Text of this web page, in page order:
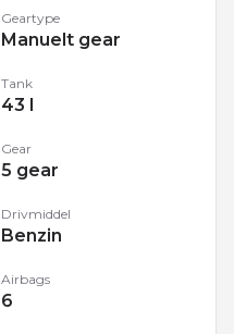
Geartype
Manuelt gear
Tank
43 l
Gear
5 gear
Drivmiddel
Benzin
Airbags
6